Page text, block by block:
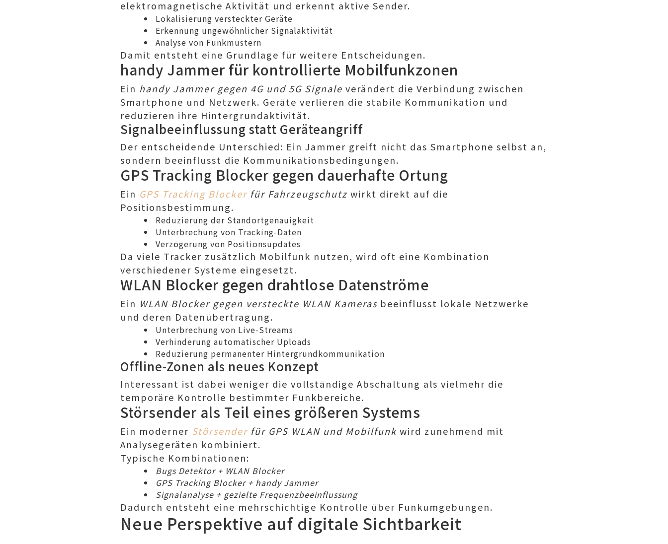
elektromagnetische Aktivität und erkennt aktive Sender.
Lokalisierung versteckter Geräte
Erkennung ungewöhnlicher Signalaktivität
Analyse von Funkmustern
Damit entsteht eine Grundlage für weitere Entscheidungen.
handy Jammer für kontrollierte Mobilfunkzonen
Ein handy Jammer gegen 4G und 5G Signale verändert die Verbindung zwischen
Smartphone und Netzwerk. Geräte verlieren die stabile Kommunikation und
reduzieren ihre Hintergrundaktivität.
Signalbeeinflussung statt Geräteangriff
Der entscheidende Unterschied: Ein Jammer greift nicht das Smartphone selbst an,
sondern beeinflusst die Kommunikationsbedingungen.
GPS Tracking Blocker gegen dauerhafte Ortung
Ein GPS Tracking Blockerfür Fahrzeugschutz wirkt direkt auf die
Positionsbestimmung.
Reduzierung der Standortgenauigkeit
Unterbrechung von Tracking-Daten
Verzögerung von Positionsupdates
Da viele Tracker zusätzlich Mobilfunk nutzen, wird oft eine Kombination
verschiedener Systeme eingesetzt.
WLAN Blocker gegen drahtlose Datenströme
Ein WLAN Blocker gegen versteckte WLAN Kameras beeinflusst lokale Netzwerke
und deren Datenübertragung.
Unterbrechung von Live-Streams
Verhinderung automatischer Uploads
Reduzierung permanenter Hintergrundkommunikation
Offline-Zonen als neues Konzept
Interessant ist dabei weniger die vollständige Abschaltung als vielmehr die
temporäre Kontrolle bestimmter Funkbereiche.
Störsender als Teil eines größeren Systems
Ein moderner Störsenderfür GPS WLAN und Mobilfunk wird zunehmend mit
Analysegeräten kombiniert.
Typische Kombinationen:
Bugs Detektor + WLAN Blocker
GPS Tracking Blocker + handy Jammer
Signalanalyse + gezielte Frequenzbeeinflussung
Dadurch entsteht eine mehrschichtige Kontrolle über Funkumgebungen.
Neue Perspektive auf digitale Sichtbarkeit